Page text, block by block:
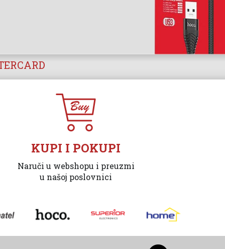
KUPI I POKUPI
Naruči u webshopu i preuzmi
u našoj poslovnici